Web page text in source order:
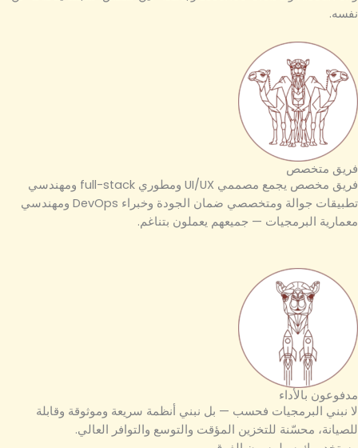
نفسه.
فريق متخصص
فريق مخصص يجمع مصممي UI/UX ومطوري full-stack ومهندسي
تطبيقات جوالة ومتخصصي ضمان الجودة وخبراء DevOps ومهندسي
معمارية البرمجيات — جميعهم يعملون بتناغم.
مدفوعون بالأداء
لا نبني البرمجيات فحسب — بل نبني أنظمة سريعة وموثوقة وقابلة
للصيانة، محسّنة للتخزين المؤقت والتوسع والتوافر العالي.